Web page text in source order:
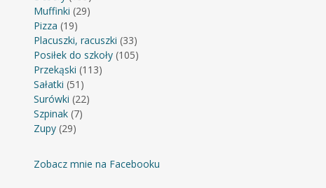
Muffinki (29)
Pizza (19)
Placuszki, racuszki (33)
Posiłek do szkoły(105)
Przekąski (113)
Sałatki (51)
Surówki (22)
Szpinak(7)
Zupy(29)
Zobacz mnie na Facebooku